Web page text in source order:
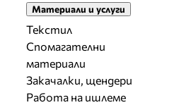
Материали и услуги
Текстил
Спомагателни
материали
Закачалки, щендери
Работа на ишлеме